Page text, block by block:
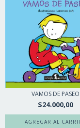
VAMOS DE PASEO
$24.000,00